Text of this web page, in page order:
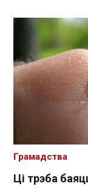
Ці трэба
Грамадства